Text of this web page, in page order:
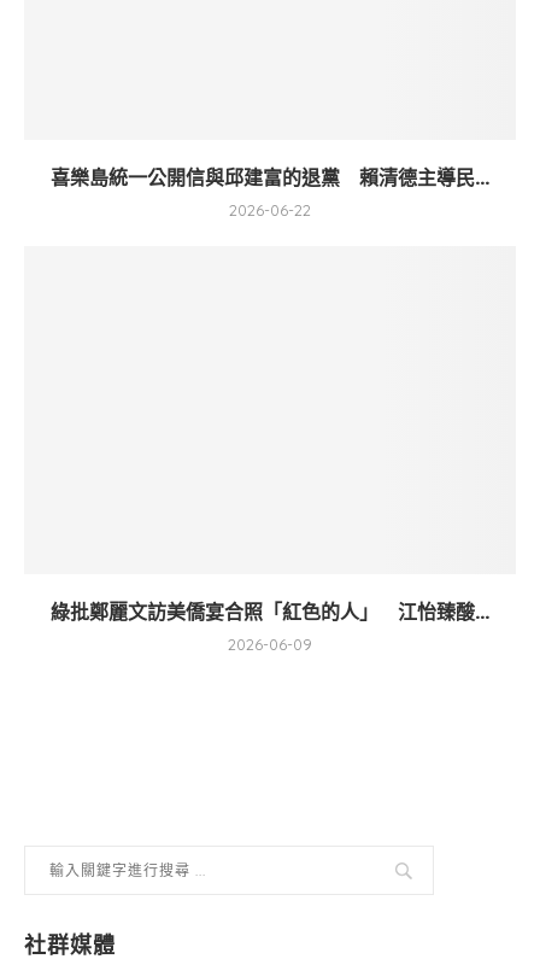
喜樂島統一公開信與邱建富的退黨 賴清德主導民...
2026-06-22
綠批鄭麗文訪美僑宴合照「紅色的人」 江怡臻酸...
2026-06-09
社群媒體